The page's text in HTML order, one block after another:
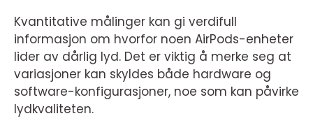
Kvantitative målinger kan gi verdifull
informasjon om hvorfor noen AirPods-enheter
lider av dårlig lyd. Det er viktig å merke seg at
variasjoner kan skyldes både hardware og
software-konfigurasjoner, noe som kan påvirke
lydkvaliteten.